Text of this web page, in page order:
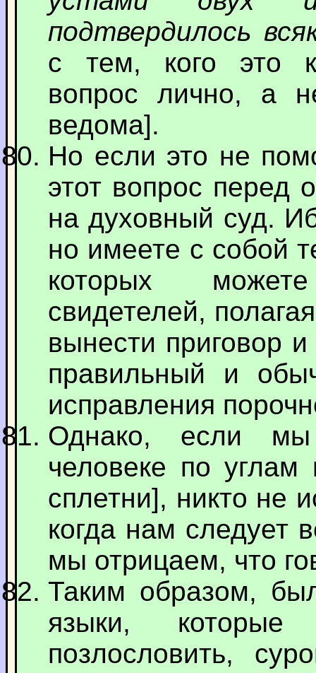
подтвердилось
с тем, кого это
вопрос лично, а
ведома].
Но если это не
этот вопрос
на духовный суд.
но имеете с собой
которых
свидетелей,
вынести приговор
правильный и
исправления
Однако, если мы
человеке по углам
сплетни], никто не
когда нам следует
мы отрицаем, что
Таким образом,
языки,
позлословить,